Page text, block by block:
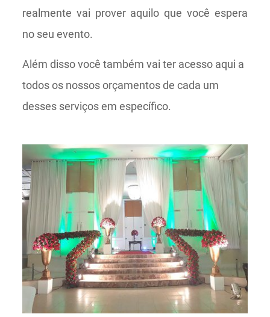
realmente vai prover aquilo que você espera
no seu evento.
Além disso você também vai ter acesso aqui a
todos os nossos orçamentos de cada um
desses serviços em específico.